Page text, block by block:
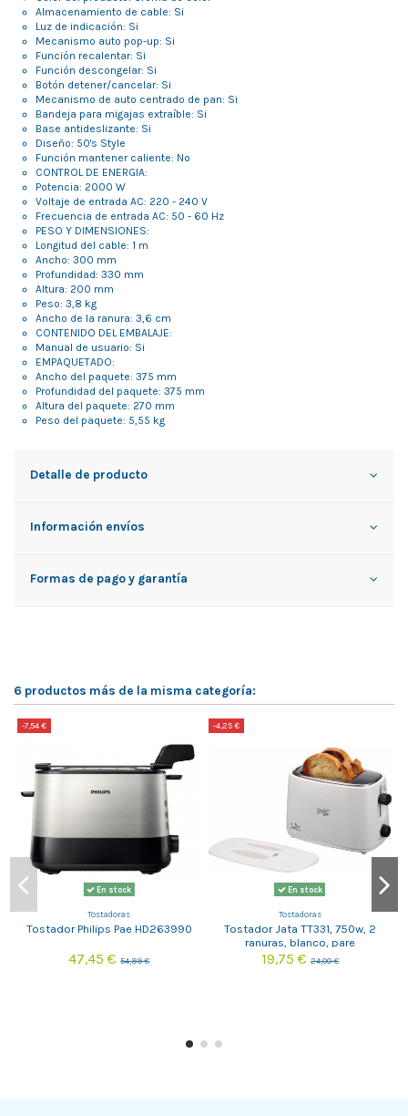
Almacenamiento de cable: Si
Luz de indicación: Si
Mecanismo auto pop-up: Si
Función recalentar: Si
Función descongelar: Si
Botón detener/cancelar: Si
Mecanismo de auto centrado de pan: Si
Bandeja para migajas extraíble: Si
Base antideslizante: Si
Diseño: 50's Style
Función mantener caliente: No
CONTROL DE ENERGIA:
Potencia: 2000 W
Voltaje de entrada AC: 220 - 240 V
Frecuencia de entrada AC: 50 - 60 Hz
PESO Y DIMENSIONES:
Longitud del cable: 1 m
Ancho: 300 mm
Profundidad: 330 mm
Altura: 200 mm
Peso: 3,8 kg
Ancho de la ranura: 3,6 cm
CONTENIDO DEL EMBALAJE:
Manual de usuario: Si
EMPAQUETADO:
Ancho del paquete: 375 mm
Profundidad del paquete: 375 mm
Altura del paquete: 270 mm
Peso del paquete: 5,55 kg
Detalle de producto
Información envíos
Formas de pago y garantía
6 productos más de la misma categoría:
-7,54 €
En stock
Tostadoras
Tostador Philips Pae HD263990
47,45 €54,99 €
-4,25 €
En stock
Tostadoras
Tostador Jata TT331, 750w, 2
ranuras, blanco, pare
19,75 € 24,00 €